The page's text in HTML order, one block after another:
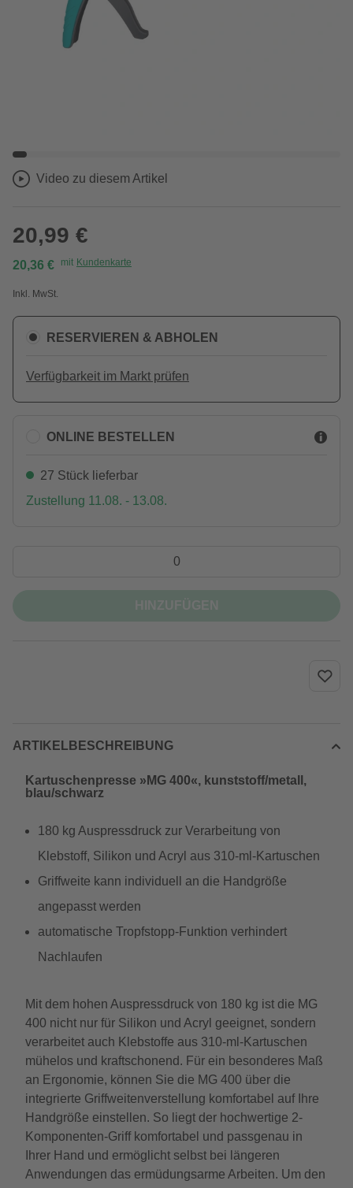
Video zu diesem Artikel
20,99 €
20,36 € mit Kundenkarte
Inkl. MwSt.
RESERVIEREN & ABHOLEN
Verfügbarkeit im Markt prüfen
ONLINE BESTELLEN
27 Stück lieferbar
Zustellung 11.08. - 13.08.
ARTIKELBESCHREIBUNG
Kartuschenpresse »MG 400«, kunststoff/metall,
blau/schwarz
180 kg Auspressdruck zur Verarbeitung von
Klebstoff, Silikon und Acryl aus 310-ml-Kartuschen
Griffweite kann individuell an die Handgröße
angepasst werden
automatische Tropfstopp-Funktion verhindert
Nachlaufen
Mit dem hohen Auspressdruck von 180 kg ist die MG
400 nicht nur für Silikon und Acryl geeignet, sondern
verarbeitet auch Klebstoffe aus 310-ml-Kartuschen
mühelos und kraftschonend. Für ein besonderes Maß
an Ergonomie, können Sie die MG 400 über die
integrierte Griffweitenverstellung komfortabel auf Ihre
Handgröße einstellen. So liegt der hochwertige 2-
Komponenten-Griff komfortabel und passgenau in
Ihrer Hand und ermöglicht selbst bei längeren
Anwendungen das ermüdungsarme Arbeiten. Um den